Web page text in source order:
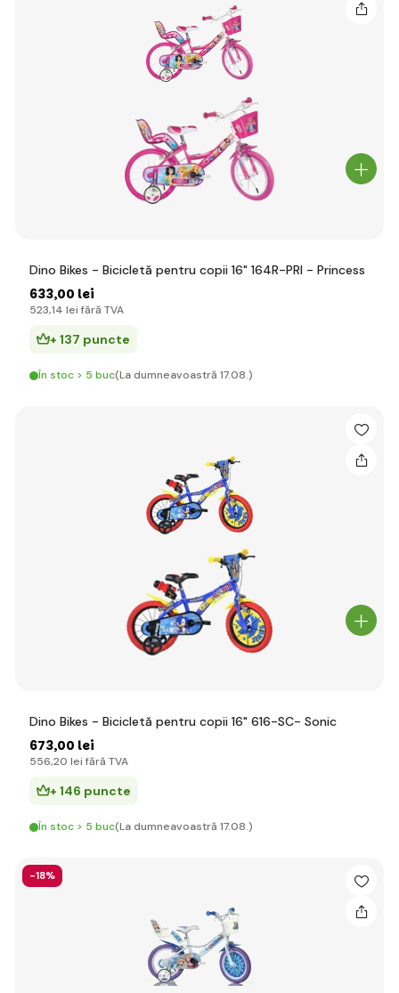
Dino Bikes - Bicicletă pentru copii 16" 164R-PRI - Princess
633,00 lei
523,14 lei fără TVA
+ 137 puncte
În stoc > 5 buc(La dumneavoastră 17.08.)
Dino Bikes - Bicicletă pentru copii 16" 616-SC- Sonic
673,00 lei
556,20 lei fără TVA
+ 146 puncte
În stoc > 5 buc(La dumneavoastră 17.08.)
-18%